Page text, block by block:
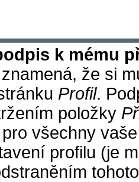
k mému
že si
Profil.
položky
všechny
profilu (je